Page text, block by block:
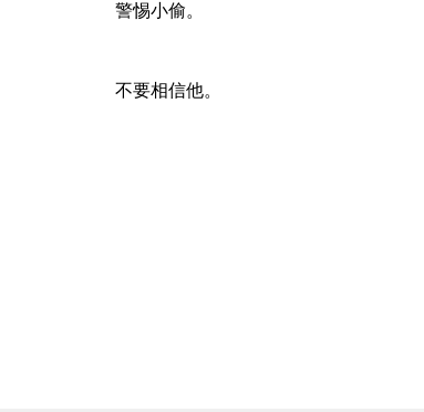
警惕小偷。
不要相信他。